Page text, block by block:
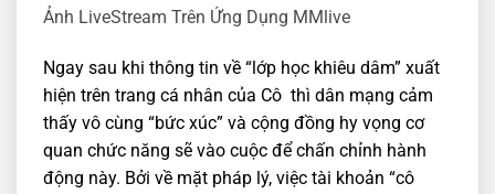
Ảnh LiveStream Trên Ứng Dụng MMlive
Ngay sau khi thông tin về “lớp học khiêu dâm” xuất
hiện trên trang cá nhân của Cô thì dân mạng cảm
thấy vô cùng “bức xúc” và cộng đồng hy vọng cơ
quan chức năng sẽ vào cuộc để chấn chỉnh hành
động này. Bởi về mặt pháp lý, việc tài khoản “cô